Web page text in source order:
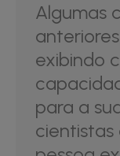
Algumas
exibindo
para a
cientistas